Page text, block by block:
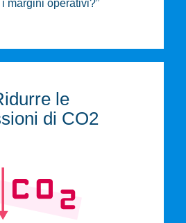
margini operativi?”
le
di CO2